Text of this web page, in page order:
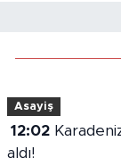
Asayiş
12:02Karadeniz Samsun'da can
aldı!